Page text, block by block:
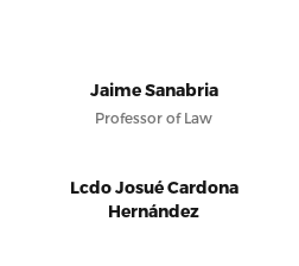
Jaime Sanabria
Professor of Law
Lcdo Josué Cardona
Hernández